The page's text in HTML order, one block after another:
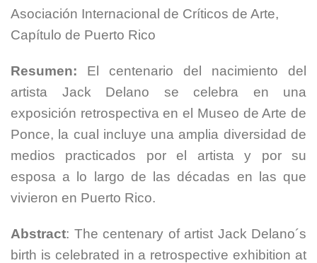
Asociación Internacional de Críticos de Arte,
Capítulo de Puerto Rico
Resumen: El centenario del nacimiento del
artista Jack Delano se celebra en una
exposición retrospectiva en el Museo de Arte de
Ponce, la cual incluye una amplia diversidad de
medios practicados por el artista y por su
esposa a lo largo de las décadas en las que
vivieron en Puerto Rico.
Abstract: The centenary of artist Jack Delano´s
birth is celebrated in a retrospective exhibition at